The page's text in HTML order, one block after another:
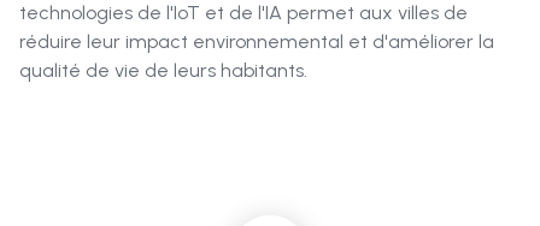
technologies de l'IoT et de l'IA permet aux villes de
réduire leur impact environnemental et d'améliorer la
qualité de vie de leurs habitants.